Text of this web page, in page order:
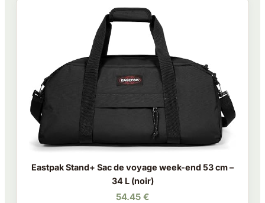
Eastpak Stand+ Sac de voyage week-end 53 cm –
34 L (noir)
54.45 €